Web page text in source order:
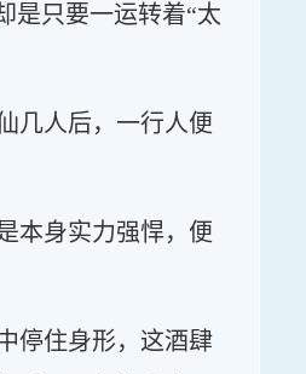
是只要一运转着“太
几人后，一行人便
本身实力强悍，便
停住身形，这酒肆